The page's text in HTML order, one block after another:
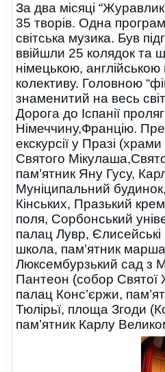
За два місяці
35 творів. Одна
світська музика. Був
ввійшли 25 колядок та
німецькою,
колективу. Головною
знаменитий на весь
Дорога до Іспанії
Німеччину,Францію.
екскурсії у Празі
Святого
пам’ятник Яну Гусу,
Муніципальний
Кінських, Празький
поля, Сорбонський
палац Лувр,
школа, пам’ятник
Люксембурзький сад з
Пантеон (собор
палац Конс’єржи,
Тюлірьї, площа Згоди
пам’ятник Карлу